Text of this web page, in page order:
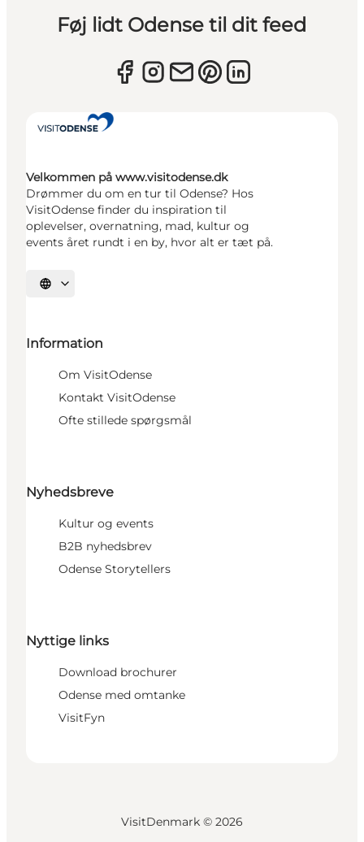
Føj lidt Odense til dit feed
Velkommen på www.visitodense.dk
Drømmer du om en tur til Odense? Hos
VisitOdense finder du inspiration til
oplevelser, overnatning, mad, kultur og
events året rundt i en by, hvor alt er tæt på.
Vælg sprog
Information
Om VisitOdense
Kontakt VisitOdense
Ofte stillede spørgsmål
Nyhedsbreve
Kultur og events
B2B nyhedsbrev
Odense Storytellers
Nyttige links
Download brochurer
Odense med omtanke
VisitFyn
VisitDenmark © 2026